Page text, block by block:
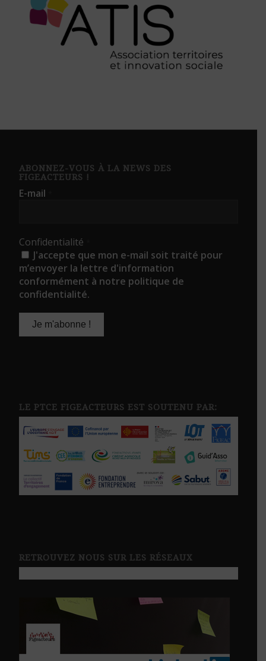
ABONNEZ-VOUS À LA NEWS DES
FIGEACTEURS !
E-mail
Confidentialité
J'accepte que mon e-mail soit traité pour
m’envoyer la lettre d'information
conformément à notre politique de
confidentialité.
LE PTCE FIGEACTEURS EST SOUTENU PAR:
RETROUVEZ NOUS SUR LES RÉSEAUX